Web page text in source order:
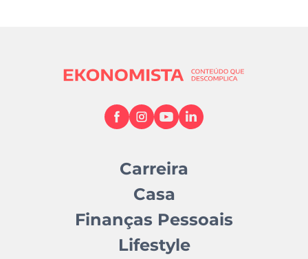
Carreira
Casa
Finanças Pessoais
Lifestyle